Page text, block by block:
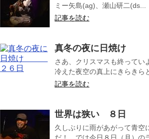
ミー矢島(ag)、瀬山研二(ds...
記事を読む
真冬の夜に日焼け
さあ、クリスマスも終って
冷えた夜空の真上にきらきら
記事を読む
世界は狭い ８日
久しぶりに雨があがって青
だ！ では今日８日（月）の